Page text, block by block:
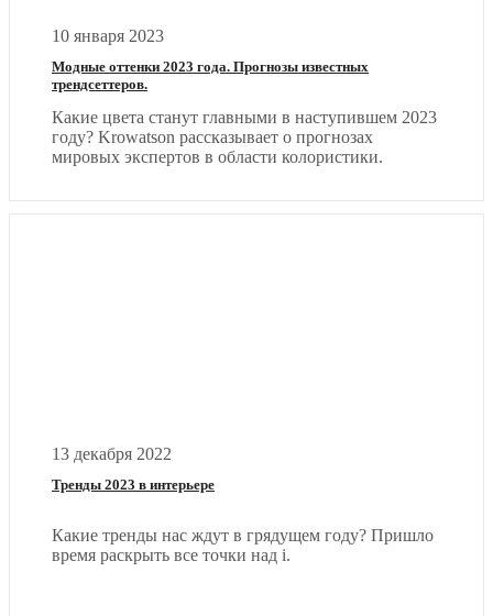
10 января 2023
Модные оттенки 2023 года. Прогнозы известных
трендсеттеров.
Какие цвета станут главными в наступившем 2023
году? Krowatson рассказывает о прогнозах
мировых экспертов в области колористики.
13 декабря 2022
Тренды 2023 в интерьере
Какие тренды нас ждут в грядущем году? Пришло
время раскрыть все точки над i.